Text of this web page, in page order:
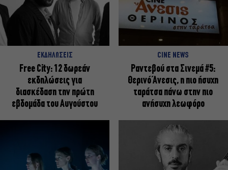
ΕΚΔΗΛΩΣΕΙΣ
Free City: 12 δωρεάν
εκδηλώσεις για
διασκέδαση την πρώτη
εβδομάδα του Αυγούστου
CINE NEWS
Ραντεβού στα Σινεμά #5:
Θερινό Άνεσις, η πιο ήσυχη
ταράτσα πάνω στην πιο
ανήσυχη λεωφόρο